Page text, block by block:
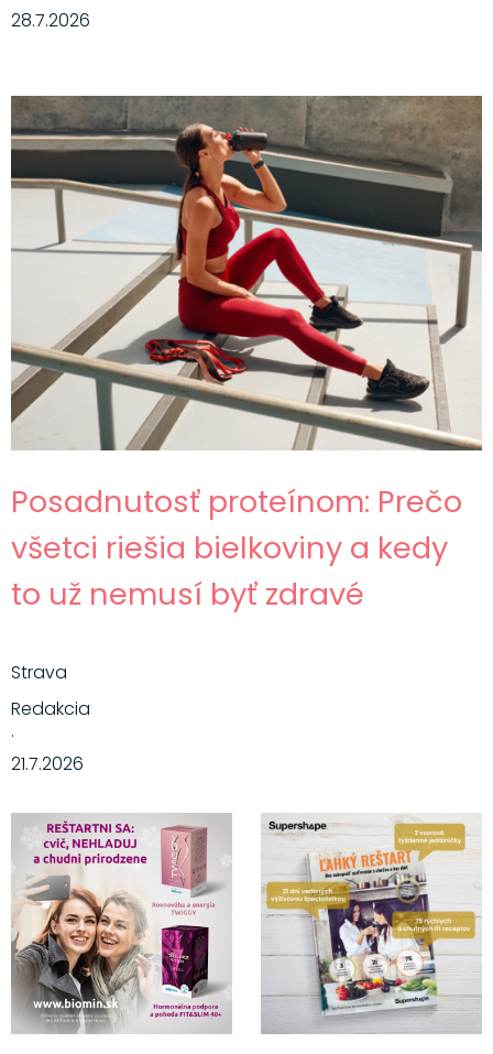
28.7.2026
Posadnutosť proteínom: Prečo
všetci riešia bielkoviny a kedy
to už nemusí byť zdravé
Strava
Redakcia
·
21.7.2026